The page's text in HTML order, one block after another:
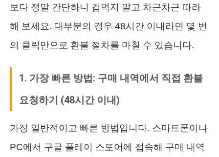
보다 정말 간단하니 겁먹지 말고 차근차근 따라
해 보세요. 대부분의 경우 48시간 이내라면 몇 번
의 클릭만으로 환불 절차를 마칠 수 있습니다.
1. 가장 빠른 방법: 구매 내역에서 직접 환불
요청하기 (48시간 이내)
가장 일반적이고 빠른 방법입니다. 스마트폰이나
PC에서 구글 플레이 스토어에 접속해 구매 내역